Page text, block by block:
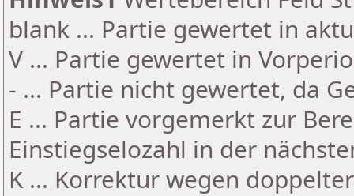
blank ... Partie gewertet in
V ... Partie gewertet in
- ... Partie nicht gewertet, da
E ... Partie vorgemerkt zur
Einstiegselozahl in der
K ... Korrektur wegen